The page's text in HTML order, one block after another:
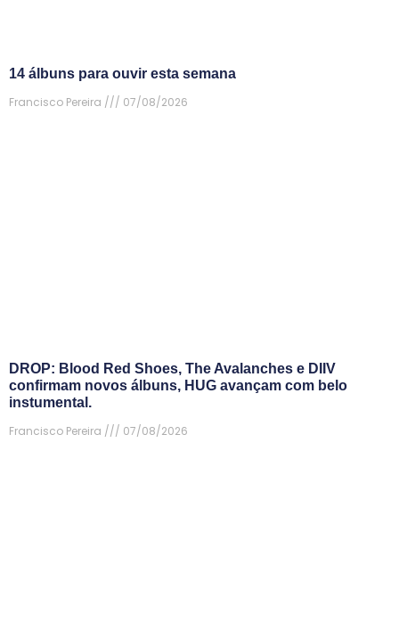
14 álbuns para ouvir esta semana
Francisco Pereira
07/08/2026
DROP: Blood Red Shoes, The Avalanches e DIIV
confirmam novos álbuns, HUG avançam com belo
instumental.
Francisco Pereira
07/08/2026